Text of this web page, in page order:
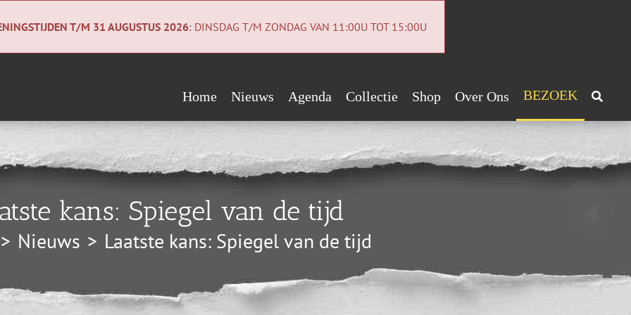
T/M 31 AUGUSTUS 2026: DINSDAG T/M ZONDAG VAN 11:00U TOT 15:00U
Home Nieuws Agenda
Archief
Collectie
Geologiecollectie Archeologiecollectie
Shop Over Ons
Wie steunen ons?
Vrienden
Begunstigers
Sponsors
Handig!
Contact
Nieuwsbrief
Privacybeleid
BEZOEK
kans: Spiegel van de tijd
Nieuws Laatste kans: Spiegel van de tijd